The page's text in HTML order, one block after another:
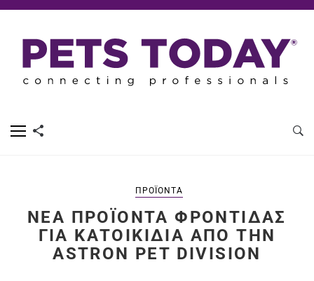
ΠΡΟΪΌΝΤΑ
ΝΈΑ ΠΡΟΪ́ΟΝΤΑ ΦΡΟΝΤΊΔΑΣ
ΓΙΑ ΚΑΤΟΙΚΊΔΙΑ ΑΠΌ ΤΗΝ
ASTRON PET DIVISION